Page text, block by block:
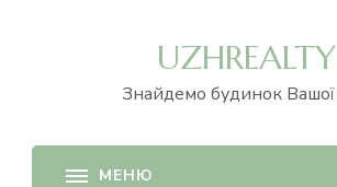
UZHREALTY
Знайдемо будинок Вашої